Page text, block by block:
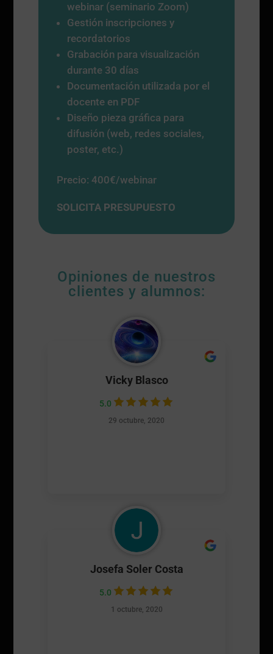
webinar (seminario Zoom)
Gestión inscripciones y
recordatorios
Grabación para visualización
durante 30 días
Documentación utilizada por el
docente en PDF
Diseño pieza gráfica para
difusión (web, redes sociales,
poster, etc.)
Precio: 400€/webinar
SOLICITA PRESUPUESTO
Opiniones de nuestros
clientes y alumnos:
Vicky Blasco
5.0
29 octubre, 2020
Josefa Soler Costa
5.0
1 octubre, 2020